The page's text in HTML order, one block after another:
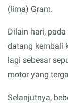
(lima) Gram.
Dilain hari,
datang kembali
lagi sebesar
motor yang
Selanjutnya,